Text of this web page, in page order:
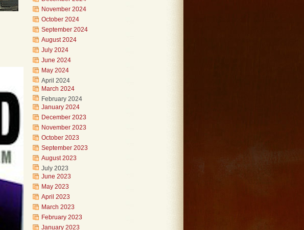
November 2024
October 2024
September 2024
August 2024
July 2024
June 2024
May 2024
April 2024
March 2024
February 2024
January 2024
December 2023
November 2023
October 2023
September 2023
August 2023
July 2023
June 2023
May 2023
April 2023
March 2023
February 2023
January 2023